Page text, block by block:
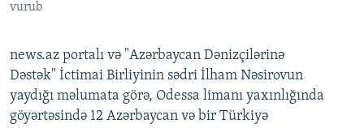
vurub
news.az portalı və "Azərbaycan Dənizçilərinə
Dəstək" İctimai Birliyinin sədri İlham Nəsirovun
yaydığı məlumata görə, Odessa limanı yaxınlığında
göyərtəsində 12 Azərbaycan və bir Türkiyə